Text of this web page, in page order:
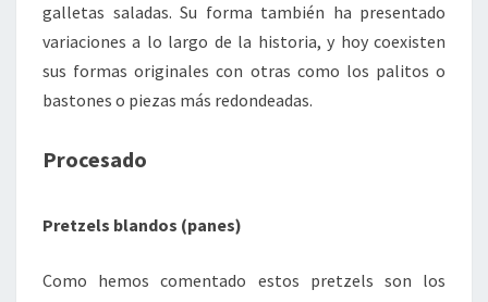
galletas saladas. Su forma también ha presentado
variaciones a lo largo de la historia, y hoy coexisten
sus formas originales con otras como los palitos o
bastones o piezas más redondeadas.
Procesado
Pretzels blandos (panes)
Como hemos comentado estos pretzels son los